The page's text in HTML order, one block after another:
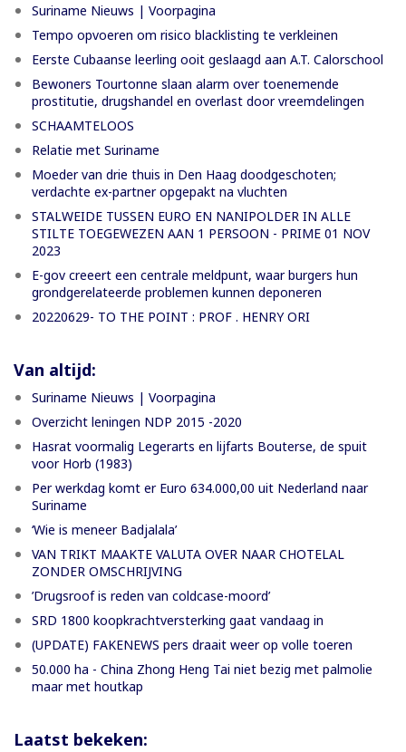
Suriname Nieuws | Voorpagina
Tempo opvoeren om risico blacklisting te verkleinen
Eerste Cubaanse leerling ooit geslaagd aan A.T. Calorschool
Bewoners Tourtonne slaan alarm over toenemende
prostitutie, drugshandel en overlast door vreemdelingen
SCHAAMTELOOS
Relatie met Suriname
Moeder van drie thuis in Den Haag doodgeschoten;
verdachte ex-partner opgepakt na vluchten
STALWEIDE TUSSEN EURO EN NANIPOLDER IN ALLE
STILTE TOEGEWEZEN AAN 1 PERSOON - PRIME 01 NOV
2023
E-gov creeert een centrale meldpunt, waar burgers hun
grondgerelateerde problemen kunnen deponeren
20220629- TO THE POINT : PROF . HENRY ORI
Van altijd:
Suriname Nieuws | Voorpagina
Overzicht leningen NDP 2015 -2020
Hasrat voormalig Legerarts en lijfarts Bouterse, de spuit
voor Horb (1983)
Per werkdag komt er Euro 634.000,00 uit Nederland naar
Suriname
‘Wie is meneer Badjalala’
VAN TRIKT MAAKTE VALUTA OVER NAAR CHOTELAL
ZONDER OMSCHRIJVING
’Drugsroof is reden van coldcase-moord’
SRD 1800 koopkrachtversterking gaat vandaag in
(UPDATE) FAKENEWS pers draait weer op volle toeren
50.000 ha - China Zhong Heng Tai niet bezig met palmolie
maar met houtkap
Laatst bekeken: